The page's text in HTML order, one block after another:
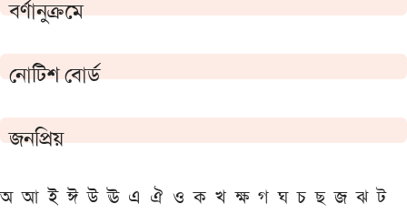
বর্ণানুক্রমে
নোটিশ বোর্ড
জনপ্রিয়
অ আ ই ঈ উ ঊ এ ঐ ও ক খ ক্ষ গ ঘ চ ছ জ ঝ ট